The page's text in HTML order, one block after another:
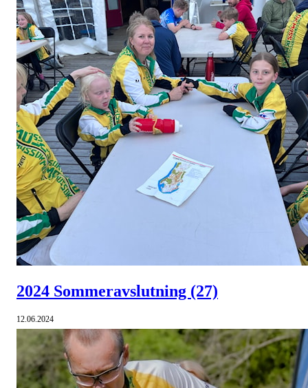
2024 Sommeravslutning (27)
12.06.2024